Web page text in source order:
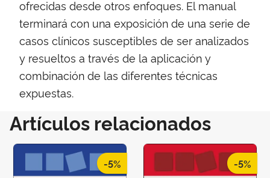
ofrecidas desde otros enfoques. El manual
terminará con una exposición de una serie de
casos clínicos susceptibles de ser analizados
y resueltos a través de la aplicación y
combinación de las diferentes técnicas
expuestas.
Artículos relacionados
-5% -5%